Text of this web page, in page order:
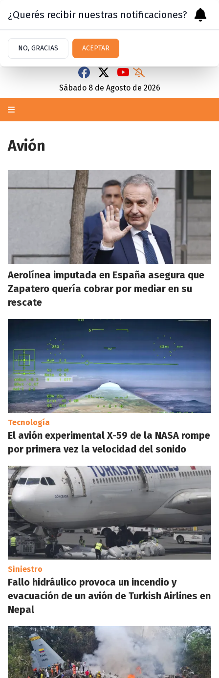
Sábado 8 de Agosto de 2026
Avión
Aerolínea imputada en España asegura que
Zapatero quería cobrar por mediar en su
rescate
Tecnología
El avión experimental X-59 de la NASA rompe
por primera vez la velocidad del sonido
Siniestro
Fallo hidráulico provoca un incendio y
evacuación de un avión de Turkish Airlines en
Nepal
¿Querés recibir nuestras notificaciones?
NO, GRACIAS ACEPTAR